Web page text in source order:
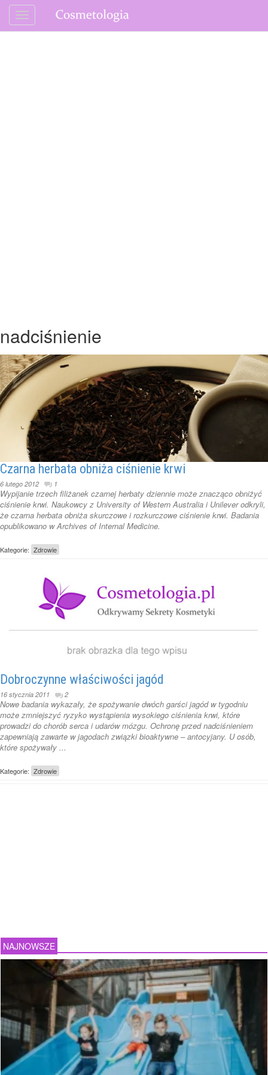
nadciśnienie
Czarna herbata obniża ciśnienie krwi
6 lutego 2012 1
Wypijanie trzech filiżanek czarnej herbaty dziennie może znacząco obniżyć
ciśnienie krwi. Naukowcy z University of Western Australia i Unilever odkryli,
że czarna herbata obniża skurczowe i rozkurczowe ciśnienie krwi. Badania
opublikowano w Archives of Internal Medicine.
Kategorie: Zdrowie
Dobroczynne właściwości jagód
16 stycznia 2011 2
Nowe badania wykazały, że spożywanie dwóch garści jagód w tygodniu
może zmniejszyć ryzyko wystąpienia wysokiego ciśnienia krwi, które
prowadzi do chorób serca i udarów mózgu. Ochronę przed nadciśnieniem
zapewniają zawarte w jagodach związki bioaktywne – antocyjany. U osób,
które spożywały ...
Kategorie: Zdrowie
NAJNOWSZE